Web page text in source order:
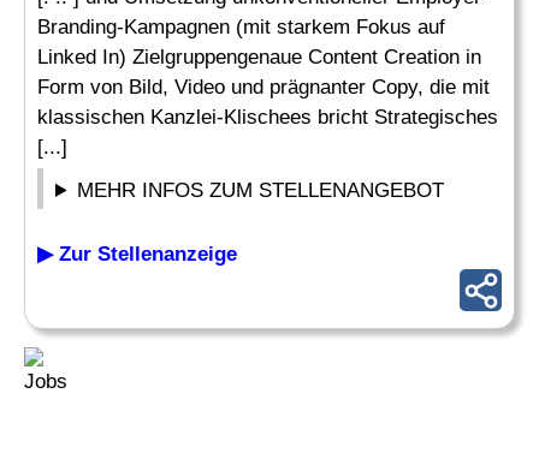
Branding-Kampagnen (mit starkem Fokus auf
Linked In) Zielgruppengenaue Content Creation in
Form von Bild, Video und prägnanter Copy, die mit
klassischen Kanzlei-Klischees bricht Strategisches
[...]
MEHR INFOS ZUM STELLENANGEBOT
▶ Zur Stellenanzeige